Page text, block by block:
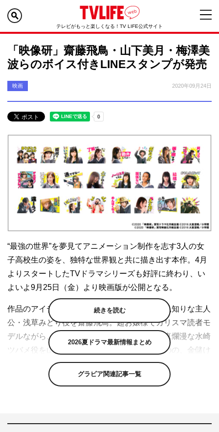
テレビがもっと楽しくなる！TV LIFE公式サイト
「映像研」齋藤飛鳥・山下美月・梅澤美
波らのボイス付きLINEスタンプが発売
映画 2020年09月24日
“最強の世界”を夢見てアニメーション制作を志す3人の女
子高校生の姿を、独特な世界観と共に描き出す本作。4月
よりスタートしたTVドラマシリーズも好評に終わり、い
よいよ9月25日（金）より映画版が公開となる。
作品のアイデアを次々と生み出す、極度の人見知りな主人
公・浅草みどり役を齋藤飛鳥。超お嬢様でカリスマ読者モ
デルながら、アニメーターを目指している天真爛漫な水崎
ツバメ役を山下美月。アニメに興味はないものの、金儲け
の嗅覚と持ち前のビジネスセンスでプロデューサー的立ち
位置の金森さやか役を梅澤美波が演じた。
の演技とVFXを駆使した映像のクオリティの高さから、
続きを読む
2026夏ドラマ最新情報まとめ
グラビア関連記事一覧